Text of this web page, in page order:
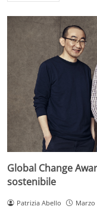
Global Change
sostenibile
Patrizia Abello Marzo